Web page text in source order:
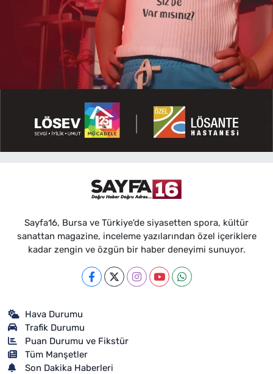
Sayfa16, Bursa ve Türkiye'de siyasetten spora, kültür
sanattan magazine, inceleme yazılarından özel içeriklere
kadar zengin ve özgün bir haber deneyimi sunuyor.
Hava Durumu
Trafik Durumu
Puan Durumu ve Fikstür
Tüm Manşetler
Son Dakika Haberleri